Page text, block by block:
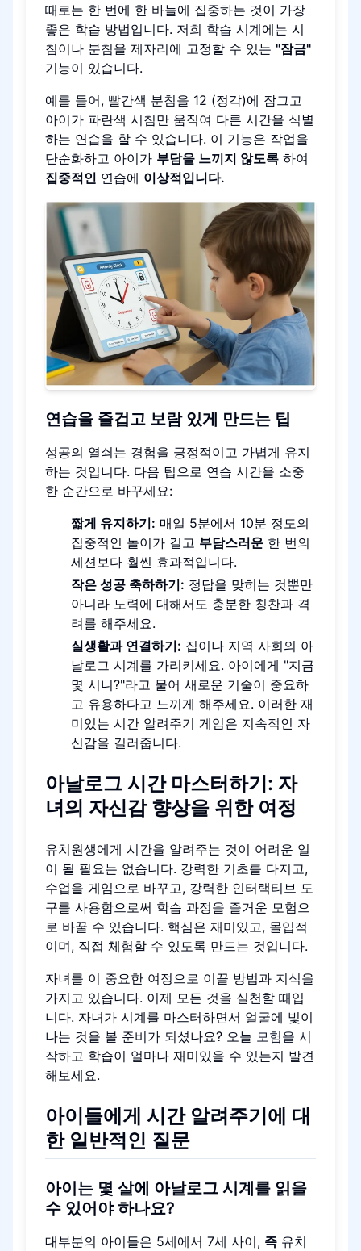
때로는 한 번에 한 바늘에 집중하는 것이 가장
좋은 학습 방법입니다. 저희 학습 시계에는 시
침이나 분침을 제자리에 고정할 수 있는 "잠금"
기능이 있습니다.
예를 들어, 빨간색 분침을 12 (정각)에 잠그고
아이가 파란색 시침만 움직여 다른 시간을 식별
하는 연습을 할 수 있습니다. 이 기능은 작업을
단순화하고 아이가 부담을 느끼지 않도록 하여
집중적인 연습에 이상적입니다.
연습을 즐겁고 보람 있게 만드는 팁
성공의 열쇠는 경험을 긍정적이고 가볍게 유지
하는 것입니다. 다음 팁으로 연습 시간을 소중
한 순간으로 바꾸세요:
짧게 유지하기: 매일 5분에서 10분 정도의
집중적인 놀이가 길고 부담스러운 한 번의
세션보다 훨씬 효과적입니다.
작은 성공 축하하기: 정답을 맞히는 것뿐만
아니라 노력에 대해서도 충분한 칭찬과 격
려를 해주세요.
실생활과 연결하기: 집이나 지역 사회의 아
날로그 시계를 가리키세요. 아이에게 "지금
몇 시니?"라고 물어 새로운 기술이 중요하
고 유용하다고 느끼게 해주세요. 이러한 재
미있는 시간 알려주기 게임은 지속적인 자
신감을 길러줍니다.
아날로그 시간 마스터하기: 자
녀의 자신감 향상을 위한 여정
유치원생에게 시간을 알려주는 것이 어려운 일
이 될 필요는 없습니다. 강력한 기초를 다지고,
수업을 게임으로 바꾸고, 강력한 인터랙티브 도
구를 사용함으로써 학습 과정을 즐거운 모험으
로 바꿀 수 있습니다. 핵심은 재미있고, 몰입적
이며, 직접 체험할 수 있도록 만드는 것입니다.
자녀를 이 중요한 여정으로 이끌 방법과 지식을
가지고 있습니다. 이제 모든 것을 실천할 때입
니다. 자녀가 시계를 마스터하면서 얼굴에 빛이
나는 것을 볼 준비가 되셨나요? 오늘 모험을 시
작하고 학습이 얼마나 재미있을 수 있는지 발견
해보세요.
아이들에게 시간 알려주기에 대
한 일반적인 질문
아이는 몇 살에 아날로그 시계를 읽을
수 있어야 하나요?
대부분의 아이들은 5세에서 7세 사이, 즉 유치